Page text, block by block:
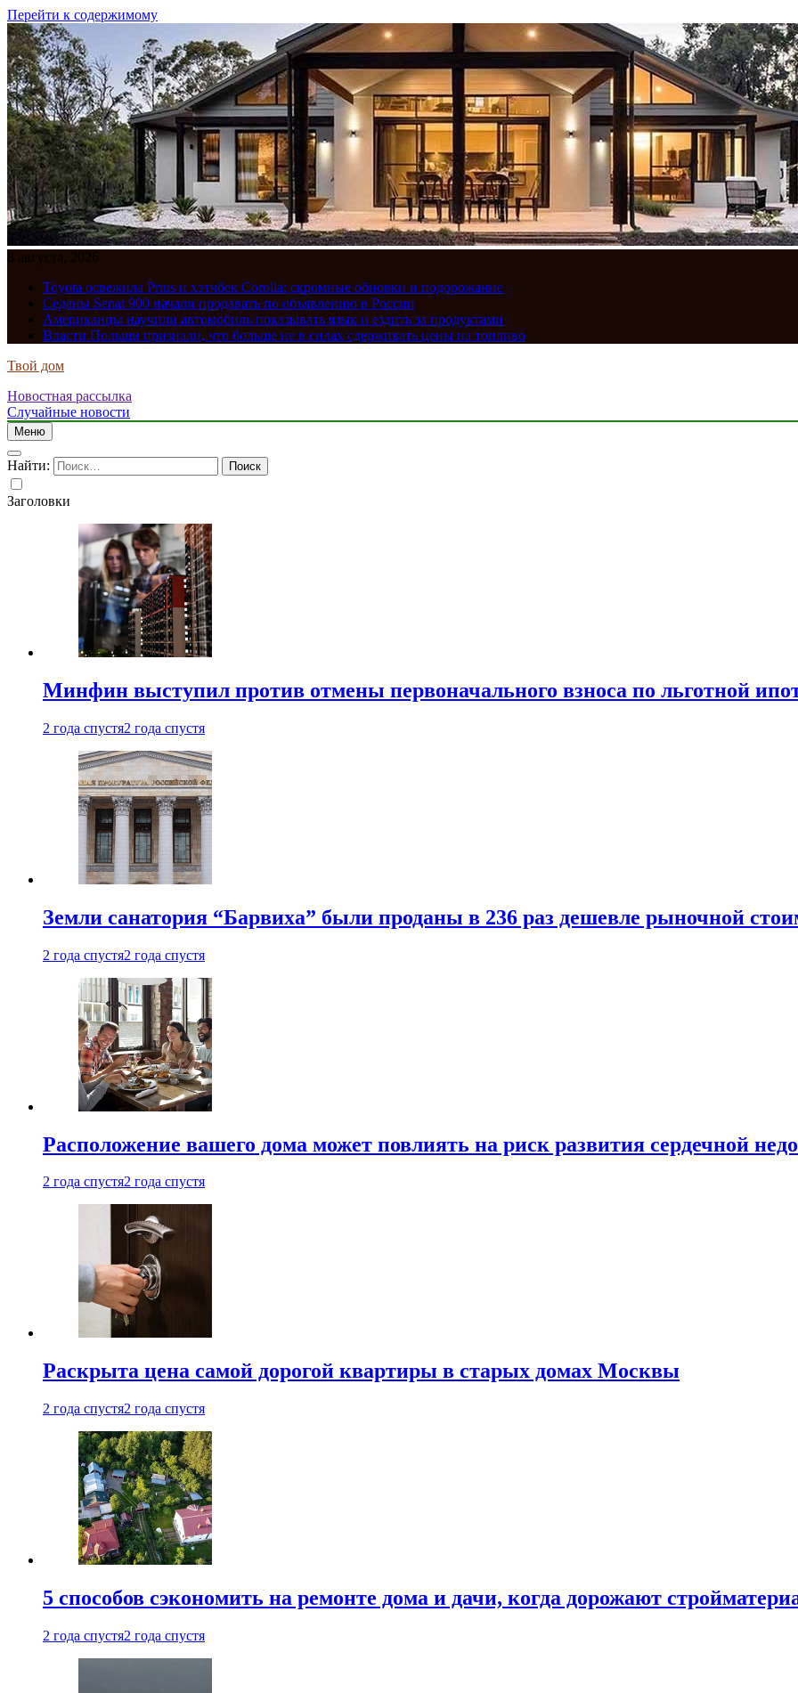
Перейти к содержимому
8 августа, 2026
Toyota освежила Prius и хэтчбек Corolla: скромные обновки и подорожание
Седаны Senat 900 начали продавать по объявлению в России
Американцы научили автомобиль показывать язык и ездить за продуктами
Власти Польши признали, что больше не в силах сдерживать цены на топливо
Твой дом
Новостная рассылка
Случайные новости
Меню
Найти:
Заголовки
Минфин выступил против отмены первоначального взноса по льготной
2 года спустя2 года спустя
Земли санатория “Барвиха” были проданы в 236 раз дешевле рыночной
2 года спустя2 года спустя
Расположение вашего дома может повлиять на риск развития сердечной
2 года спустя2 года спустя
Раскрыта цена самой дорогой квартиры в старых домах Москвы
2 года спустя2 года спустя
5 способов сэкономить на ремонте дома и дачи, когда дорожают
2 года спустя2 года спустя